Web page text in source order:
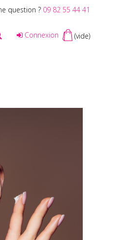
question ? 09 82 55 44 41
Connexion (vide)